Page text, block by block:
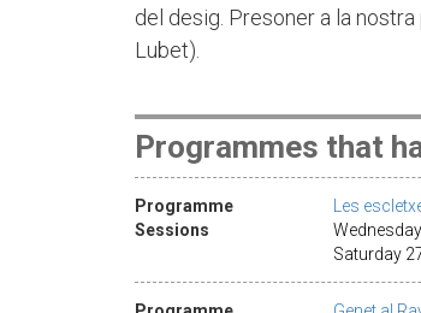
del desig. Presoner a la
Lubet).
Programmes that
Programme
Les
Sessions
Saturday